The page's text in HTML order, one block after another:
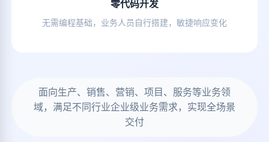
零代码开发
无需编程基础，业务人员自行搭建，敏捷响应变化
面向生产、销售、营销、项目、服务等业务领
域，满足不同行业企业级业务需求，实现全场景
交付